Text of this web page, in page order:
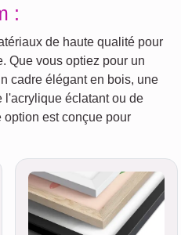
:
de haute qualité pour
Que vous optiez pour un
cadre élégant en bois, une
l'acrylique éclatant ou de
option est conçue pour